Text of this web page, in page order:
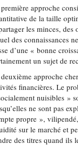
approche
de la taille
les minces, des
des connaissances
d’une « bonne
un sujet de
approche
financières. Le
nuisibles »
ne sont pas
propre »,
sur le marché et
des titres quand ils